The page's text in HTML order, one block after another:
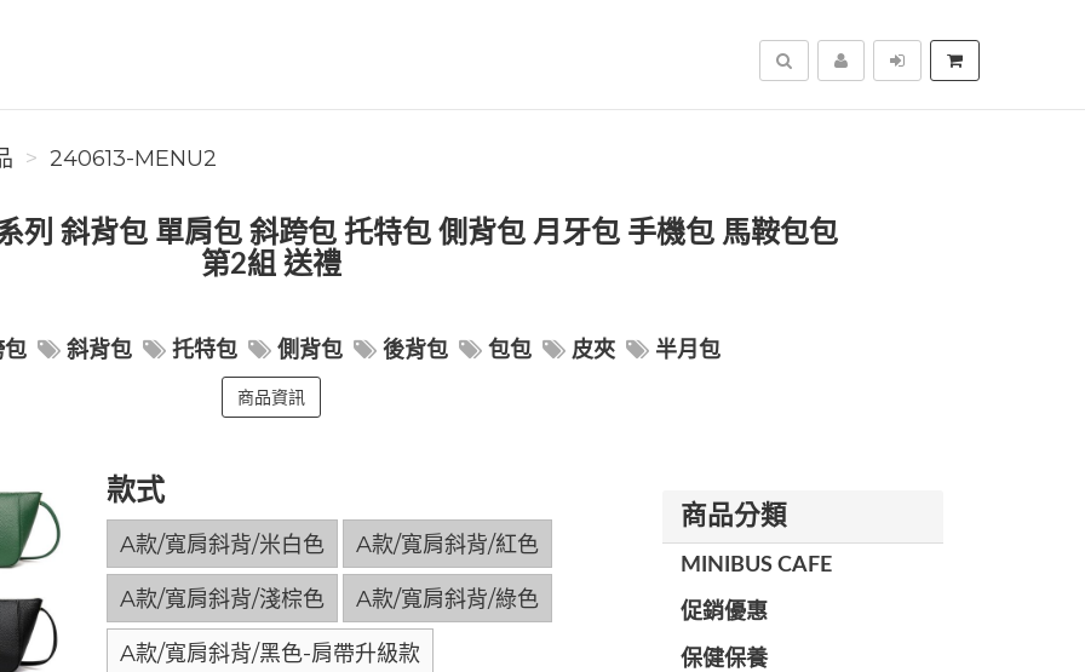
搜尋
240613-MENU2
列 斜背包 單肩包 斜跨包 托特包 側背包 月牙包 手機包 馬鞍包包
第2組 送禮
包 斜背包 托特包 側背包 後背包 包包 皮夾 半月包
商品資訊
款式
A款/寬肩斜背/米白色 A款/寬肩斜背/紅色
A款/寬肩斜背/淺棕色 A款/寬肩斜背/綠色
A款/寬肩斜背/黑色-肩帶升級款
商品分類
MINIBUS CAFE
促銷優惠
保健保養